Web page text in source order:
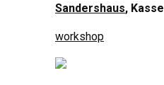
Sandershaus,
workshop